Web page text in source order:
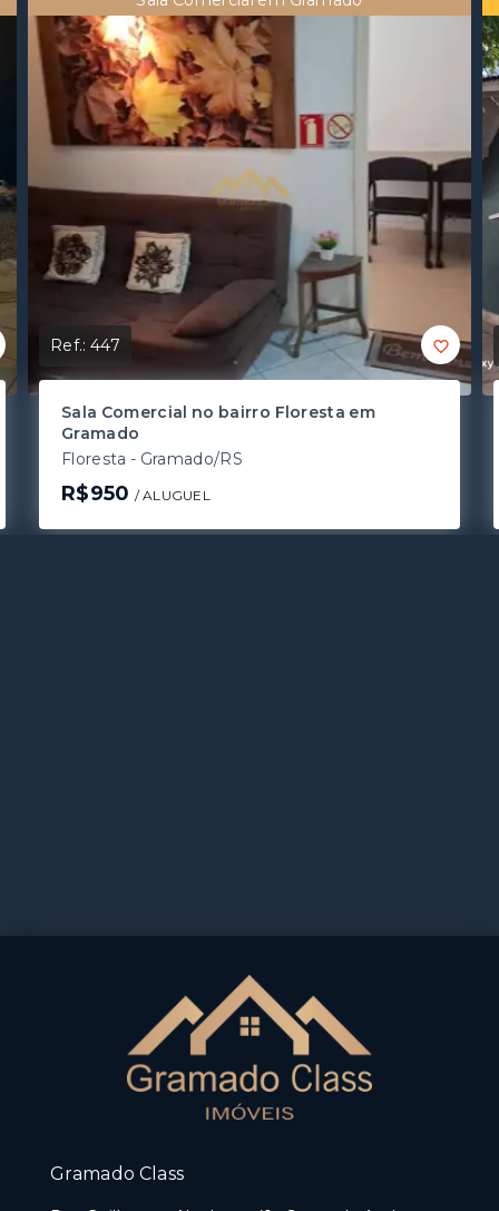
Ref.:447
Sala Comercial no bairro Floresta em
Gramado
Floresta - Gramado/RS
R$950 / ALUGUEL
Gramado Class